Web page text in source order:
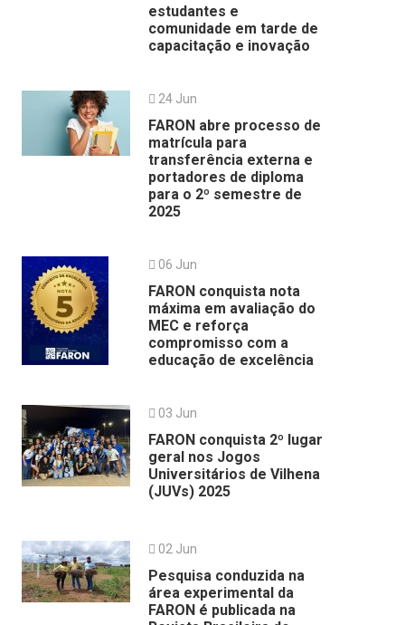
estudantes e
comunidade em tarde de
capacitação e inovação
24 Jun
FARON abre processo de
matrícula para
transferência externa e
portadores de diploma
para o 2º semestre de
2025
06 Jun
FARON conquista nota
máxima em avaliação do
MEC e reforça
compromisso com a
educação de excelência
03 Jun
FARON conquista 2º lugar
geral nos Jogos
Universitários de Vilhena
(JUVs) 2025
02 Jun
Pesquisa conduzida na
área experimental da
FARON é publicada na